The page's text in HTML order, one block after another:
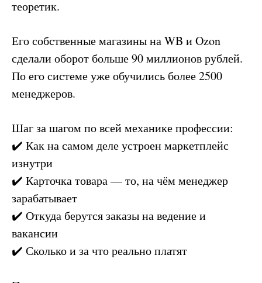
теоретик.
Его собственные магазины на WB и Ozon
сделали оборот больше 90 миллионов рублей.
По его системе уже обучились более 2500
менеджеров.
Шаг за шагом по всей механике профессии:
✔️ Как на самом деле устроен маркетплейс
изнутри
✔️ Карточка товара — то, на чём менеджер
зарабатывает
✔️ Откуда берутся заказы на ведение и
вакансии
✔️ Сколько и за что реально платят